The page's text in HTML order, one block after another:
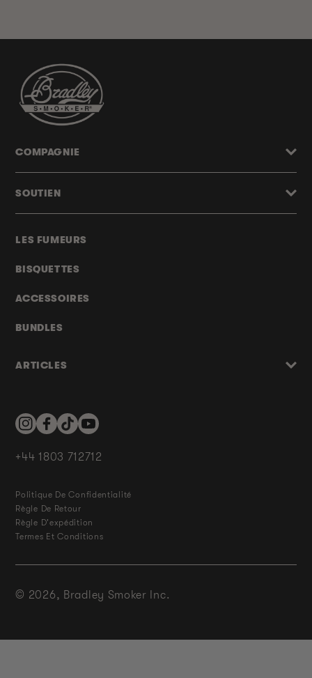
LES FUMEURS
BISQUETTES
ACCESSOIRES
BUNDLES
ARTICLES
COMPAGNIE
SOUTIEN
InstagramFacebookTikTokYouTube
+44 1803 712712
Politique De Confidentialité
Règle De Retour
Règle D'expédition
Termes Et Conditions
© 2026, Bradley Smoker Inc.